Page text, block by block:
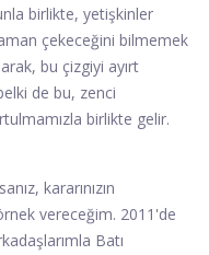
birlikte, yetişkinler
çekeceğini bilmemek
bu çizgiyi ayırt
de bu, zenci
birlikte gelir.
kararınızın
vereceğim. 2011'de
Batı